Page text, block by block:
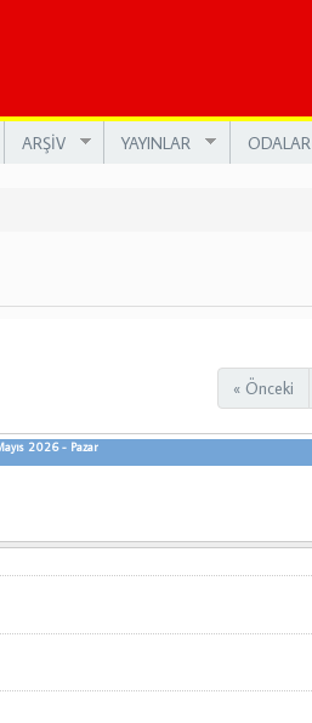
ARŞİV YAYINLAR ODALAR
« Önceki
2026 - Pazar